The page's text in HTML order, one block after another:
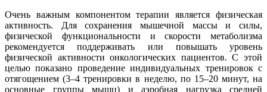
Очень важным компонентом терапии является физическая
активность. Для сохранения мышечной массы и силы,
физической функциональности и скорости метаболизма
рекомендуется поддерживать или повышать уровень
физической активности онкологических пациентов. С этой
целью показано проведение индивидуальных тренировок с
отягощением (3–4 тренировки в неделю, по 15–20 минут, на
основные группы мышц) и аэробная нагрузка средней